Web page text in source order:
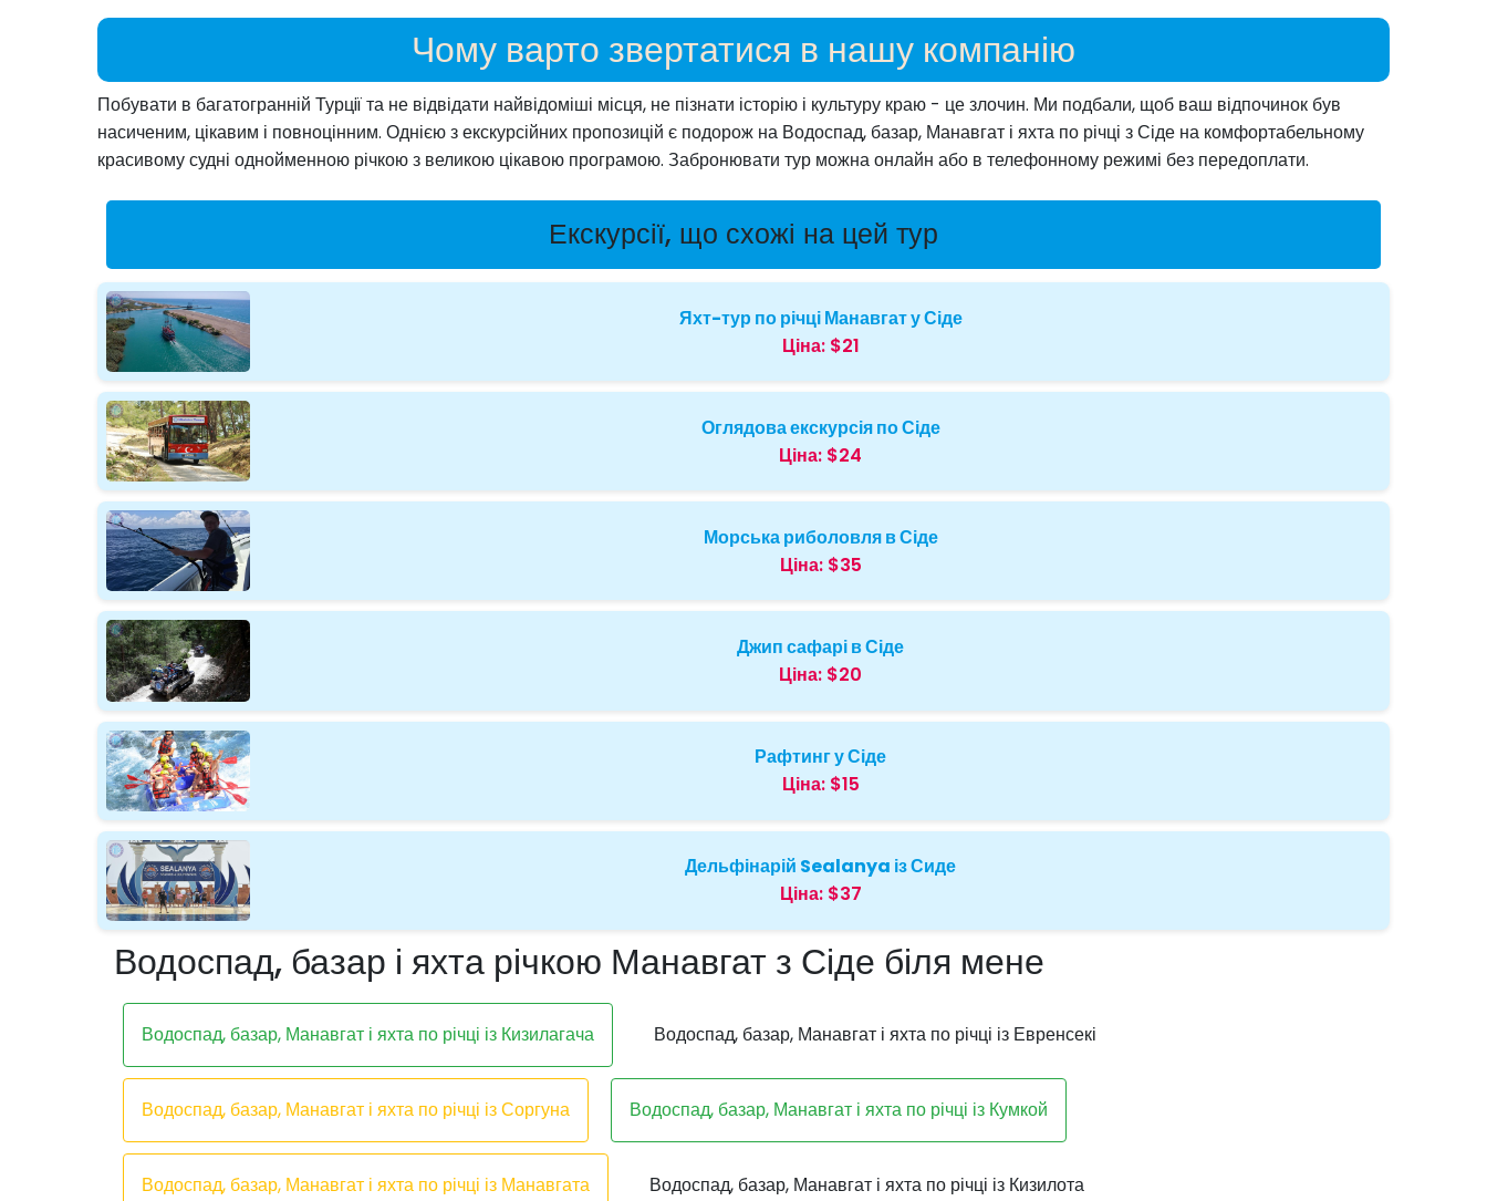
Чому варто звертатися в нашу компанію
Побувати в багатогранній Турцiï та не відвідати найвідоміші місця, не пізнати історію і культуру краю - це злочин. Ми подбали, щоб ваш відпочинок був
насиченим, цікавим і повноцінним. Однією з екскурсійних пропозицій є подорож на Водоспад, базар, Манавгат і яхта по річці з Сіде на комфортабельному
красивому судні однойменною річкою з великою цікавою програмою. Забронювати тур можна онлайн або в телефонному режимі без передоплати.
Екскурсії, що схожі на цей тур
Яхт-тур по річці Манавгат у Сіде
Ціна: $21
Оглядова екскурсія по Сіде
Ціна: $24
Морська риболовля в Сіде
Ціна: $35
Джип сафарі в Сіде
Ціна: $20
Рафтинг у Сіде
Ціна: $15
Дельфінарій Sealanya із Сиде
Ціна: $37
Водоспад, базар і яхта річкою Манавгат з Сіде біля мене
Водоспад, базар, Манавгат і яхта по річці із Кизилагача Водоспад, базар, Манавгат і яхта по річці із Евренсекі
Водоспад, базар, Манавгат і яхта по річці із Соргуна Водоспад, базар, Манавгат і яхта по річці із Кумкой
Водоспад, базар, Манавгат і яхта по річці із Манавгата Водоспад, базар, Манавгат і яхта по річці із Кизилота